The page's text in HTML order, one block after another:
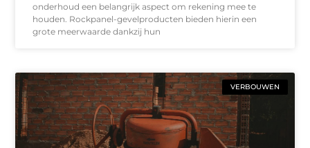
onderhoud een belangrijk aspect om rekening mee te
houden. Rockpanel-gevelproducten bieden hierin een
grote meerwaarde dankzij hun
VERBOUWEN